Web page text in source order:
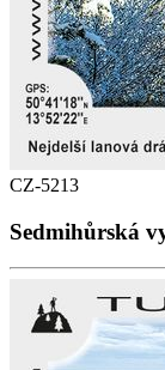
CZ-5213
Sedmihůrská